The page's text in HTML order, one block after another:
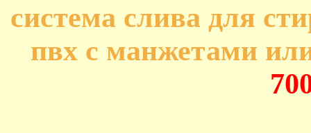
система слива для
пвх с манжетами